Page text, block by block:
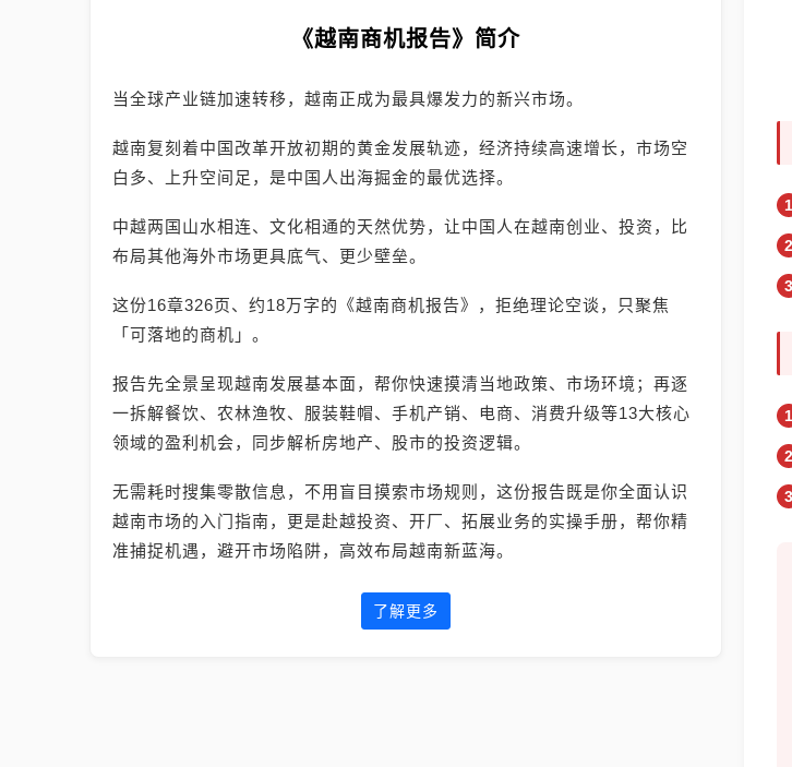
《越南商机报告》简介
当全球产业链加速转移，越南正成为最具爆发力的新兴市场。
越南复刻着中国改革开放初期的黄金发展轨迹，经济持续高速增长，市场空
白多、上升空间足，是中国人出海掘金的最优选择。
中越两国山水相连、文化相通的天然优势，让中国人在越南创业、投资，比
布局其他海外市场更具底气、更少壁垒。
这份16章326页、约18万字的《越南商机报告》，拒绝理论空谈，只聚焦
「可落地的商机」。
报告先全景呈现越南发展基本面，帮你快速摸清当地政策、市场环境；再逐
一拆解餐饮、农林渔牧、服装鞋帽、手机产销、电商、消费升级等13大核心
领域的盈利机会，同步解析房地产、股市的投资逻辑。
无需耗时搜集零散信息，不用盲目摸索市场规则，这份报告既是你全面认识
越南市场的入门指南，更是赴越投资、开厂、拓展业务的实操手册，帮你精
准捕捉机遇，避开市场陷阱，高效布局越南新蓝海。
了解更多